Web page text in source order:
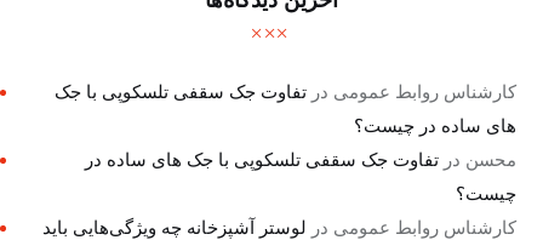
کارشناس روابط عمومی درتفاوت جک سقفی تلسکوپی با جک
های ساده در چیست؟
محسن درتفاوت جک سقفی تلسکوپی با جک های ساده در
چیست؟
کارشناس روابط عمومی در لوستر آشپزخانه چه ویژگی‌هایی باید